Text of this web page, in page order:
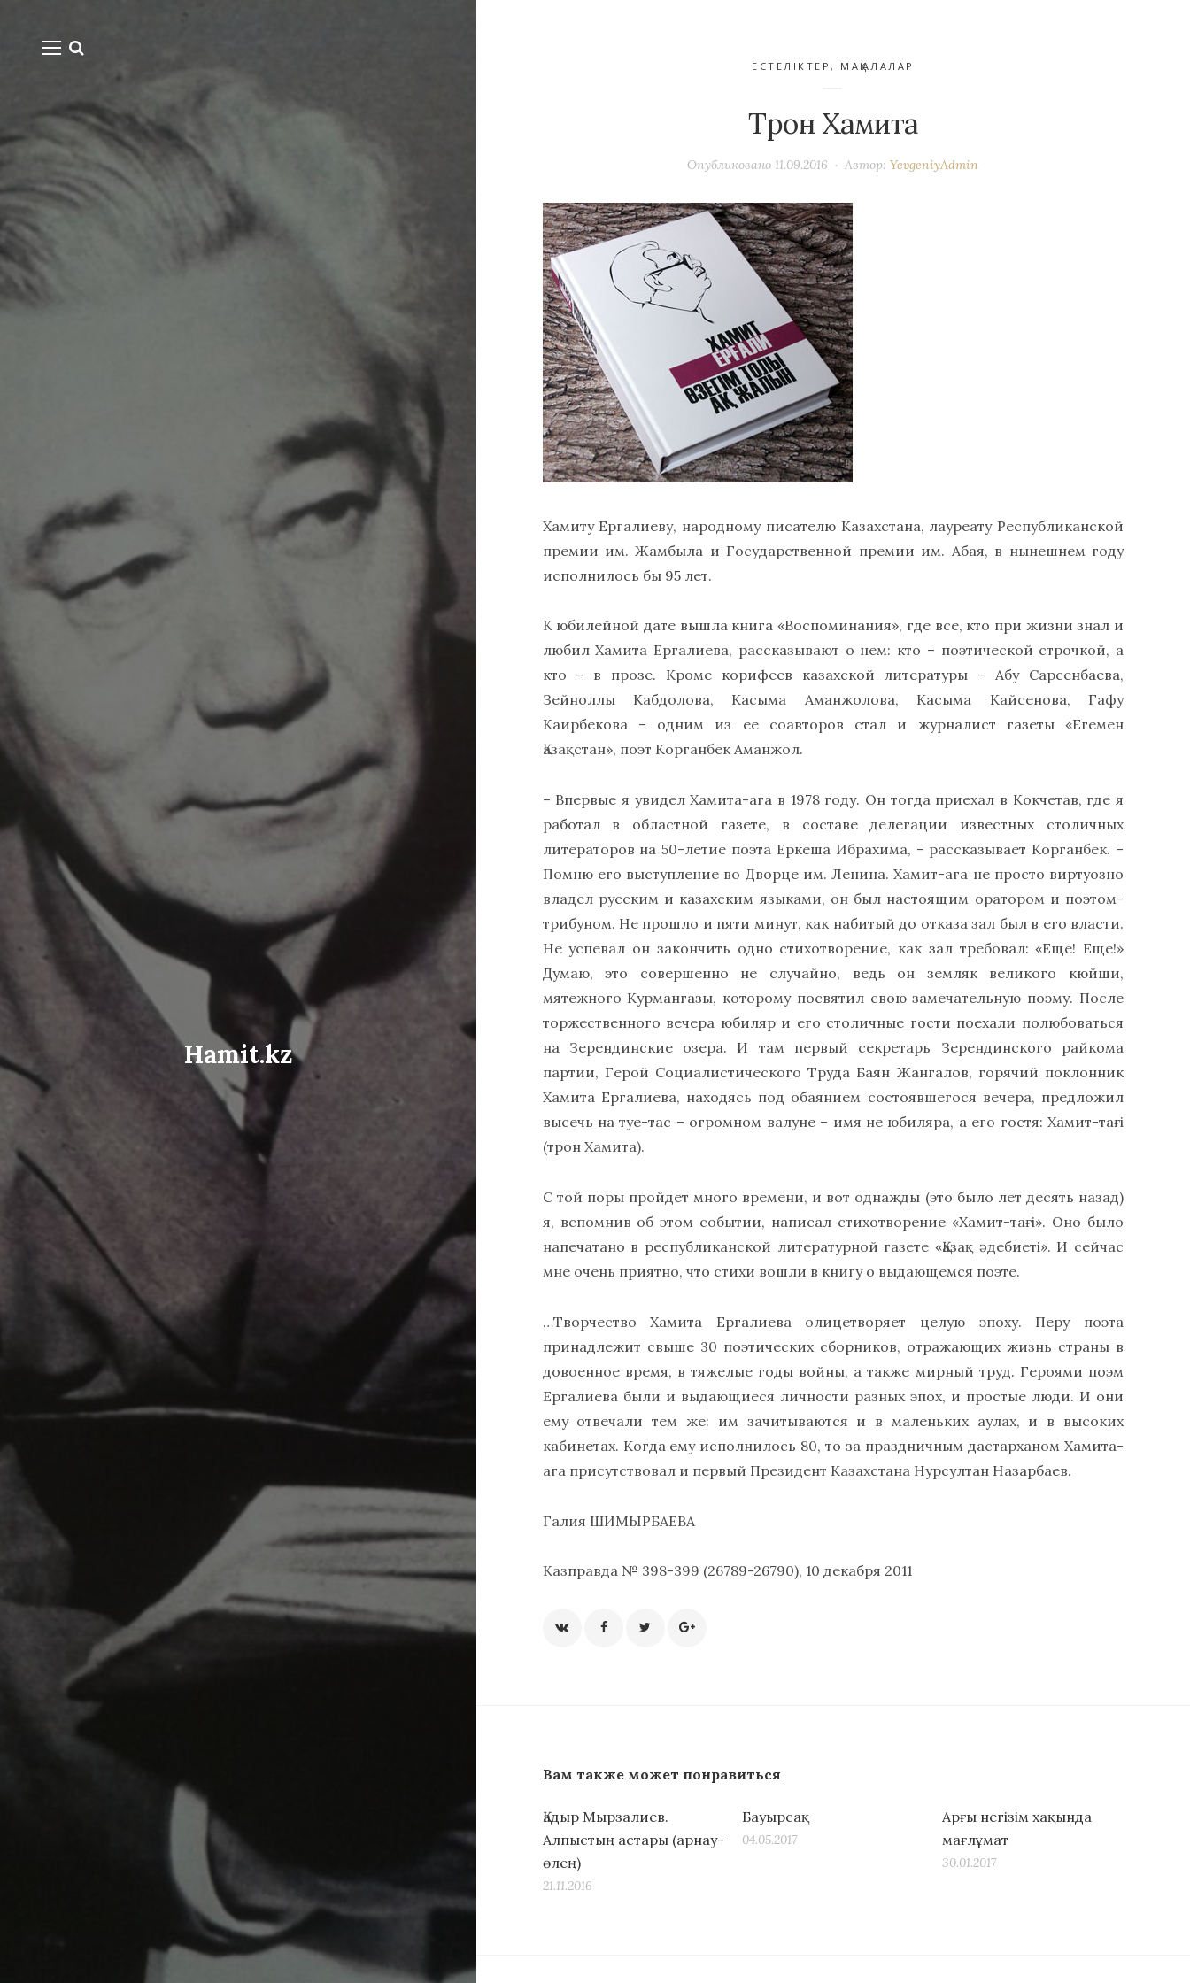
Hamit.kz
ЕСТЕЛІКТЕР, МАҚАЛАЛАР
Трон Хамита
Опубликовано 11.09.2016 Автор:YevgeniyAdmin
Хамиту Ергалиеву, народному писателю Казахстана, лауреату Республиканской
премии им. Жамбыла и Государственной премии им. Абая, в нынешнем году
исполнилось бы 95 лет.
К юбилейной дате вышла книга «Воспоминания», где все, кто при жизни знал и
любил Хамита Ергалиева, рассказывают о нем: кто – поэтической строчкой, а
кто – в прозе. Кроме корифеев казахской литературы – Абу Сарсенбаева,
Зейноллы Кабдолова, Касыма Аманжолова, Касыма Кайсенова, Гафу
Каирбекова – одним из ее соавторов стал и журналист газеты «Егемен
Қазақстан», поэт Корганбек Аманжол.
– Впервые я увидел Хамита-ага в 1978 году. Он тогда приехал в Кокчетав, где я
работал в областной газете, в составе делегации известных столичных
литераторов на 50-летие поэта Еркеша Ибрахима, – рассказывает Корганбек. –
Помню его выступление во Дворце им. Ленина. Хамит-ага не просто виртуозно
владел русским и казахским языками, он был настоящим оратором и поэтом-
трибуном. Не прошло и пяти минут, как набитый до отказа зал был в его власти.
Не успевал он закончить одно стихотворение, как зал требовал: «Еще! Еще!»
Думаю, это совершенно не случайно, ведь он земляк великого кюйши,
мятежного Курмангазы, которому посвятил свою замечательную поэму. После
торжественного вечера юбиляр и его столичные гости поехали полюбоваться
на Зерендинские озера. И там первый секретарь Зерендинского райкома
партии, Герой Социалистического Труда Баян Жангалов, горячий поклонник
Хамита Ергалиева, находясь под обаянием состоявшегося вечера, предложил
высечь на туе-тас – огромном валуне – имя не юбиляра, а его гостя: Хамит-тағi
(трон Хамита).
С той поры пройдет много времени, и вот однажды (это было лет десять назад)
я, вспомнив об этом событии, написал стихотворение «Хамит-тағi». Оно было
напечатано в республиканской литературной газете «Қазақ әдебиетi». И сейчас
мне очень приятно, что стихи вошли в книгу о выдающемся поэте.
…Творчество Хамита Ергалиева олицетворяет целую эпоху. Перу поэта
принадлежит свыше 30 поэтических сборников, отражающих жизнь страны в
довоенное время, в тяжелые годы войны, а также мирный труд. Героями поэм
Ергалиева были и выдающиеся личности разных эпох, и простые люди. И они
ему отвечали тем же: им зачитываются и в маленьких аулах, и в высоких
кабинетах. Когда ему исполнилось 80, то за праздничным дастарханом Хамита-
ага присутствовал и первый Президент Казахстана Нурсултан Назарбаев.
Галия ШИМЫРБАЕВА
Казправда № 398-399 (26789-26790), 10 декабря 2011
Вам также может понравиться
Қадыр Мырзалиев.
Алпыстың астары (арнау-
өлең)
21.11.2016
Бауырсақ
04.05.2017
Арғы негізім хақында
мағлұмат
30.01.2017